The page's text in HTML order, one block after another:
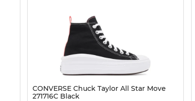
CONVERSE Chuck Taylor All Star Move
271716C Black